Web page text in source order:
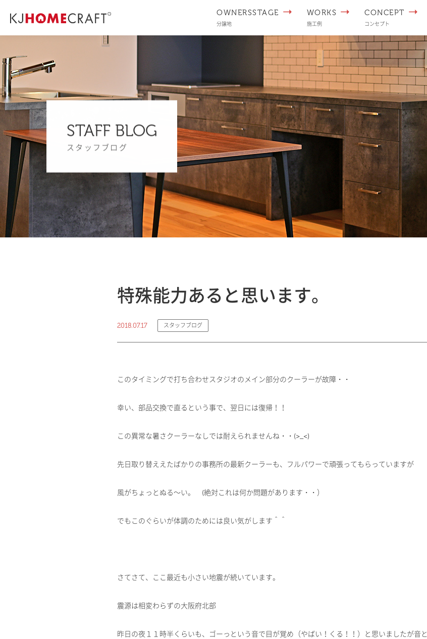
OWNERSSTAGE
分譲地
WORKS
施工例
CONCEPT
コンセプト
STAFF BLOG
スタッフブログ
特殊能力あると思います。
2018.07.17 スタッフブログ
このタイミングで打ち合わせスタジオのメイン部分のクーラーが故障・・
幸い、部品交換で直るという事で、翌日には復帰！！
この異常な暑さクーラーなしでは耐えられませんね・・(>_<)
先日取り替ええたばかりの事務所の最新クーラーも、フルパワーで頑張ってもらっていますが
風がちょっとぬる～い。 (絶対これは何か問題があります・・）
でもこのぐらいが体調のためには良い気がします＾＾
さてさて、ここ最近も小さい地震が続いています。
震源は相変わらずの大阪府北部
昨日の夜１１時半くらいも、ゴーっという音で目が覚め（やばい！くる！！）と思いましたが音と